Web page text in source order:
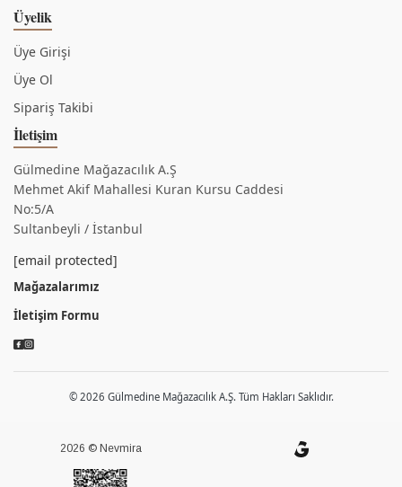
Üyelik
Üye Girişi
Üye Ol
Sipariş Takibi
İletişim
Gülmedine Mağazacılık A.Ş
Mehmet Akif Mahallesi Kuran Kursu Caddesi
No:5/A
Sultanbeyli / İstanbul
[email protected]
Mağazalarımız
İletişim Formu
© 2026 Gülmedine Mağazacılık A.Ş. Tüm Hakları Saklıdır.
2026 © Nevmira